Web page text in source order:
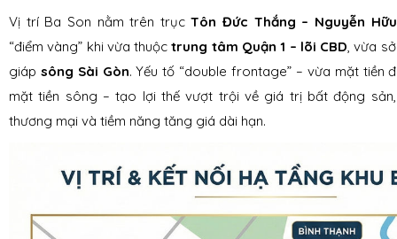
Vị trí Ba Son nằm trên trụcTôn Đức Thắng – Nguyễn
“điểm vàng” khi vừa thuộctrung tâm Quận 1 – lõi CBD, vừa
giáp sông Sài Gòn. Yếu tố “double frontage” – vừa mặt tiền
mặt tiền sông – tạo lợi thế vượt trội về giá trị bất động
thương mại và tiềm năng tăng giá dài hạn.